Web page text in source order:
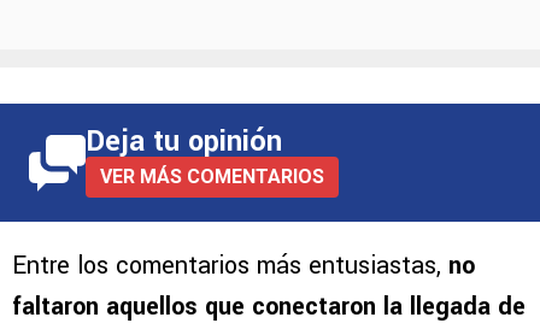
Deja tu opinión
VER MÁS COMENTARIOS
Entre los comentarios más entusiastas, no
faltaron aquellos que conectaron la llegada de